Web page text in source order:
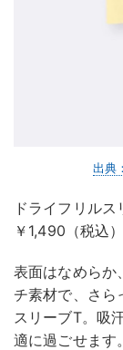
出典
ドライフリルス
￥1,490（税込）
表面はなめらか
チ素材で、さら
スリーブT。吸
適に過ごせます